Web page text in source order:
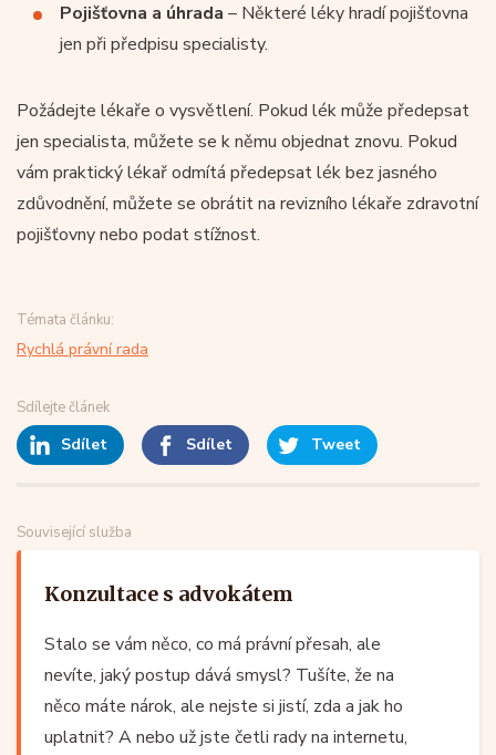
Pojišťovna a úhrada – Některé léky hradí pojišťovna
jen při předpisu specialisty.
Požádejte lékaře o vysvětlení. Pokud lék může předepsat
jen specialista, můžete se k němu objednat znovu. Pokud
vám praktický lékař odmítá předepsat lék bez jasného
zdůvodnění, můžete se obrátit na revizního lékaře zdravotní
pojišťovny nebo podat stížnost.
Témata článku:
Rychlá právní rada
Sdílejte článek
Sdílet Sdílet Tweet
Související služba
Konzultace s advokátem
Stalo se vám něco, co má právní přesah, ale
nevíte, jaký postup dává smysl? Tušíte, že na
něco máte nárok, ale nejste si jistí, zda a jak ho
uplatnit? A nebo už jste četli rady na internetu,